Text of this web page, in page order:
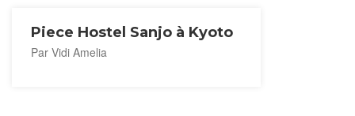
Piece Hostel Sanjo à Kyoto
Par Vidi Amelia